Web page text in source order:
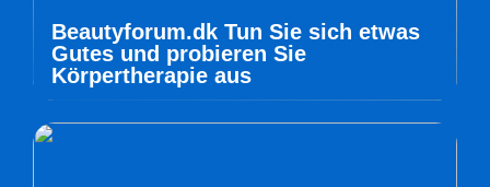
Beautyforum.dk Tun Sie sich etwas
Gutes und probieren Sie
Körpertherapie aus